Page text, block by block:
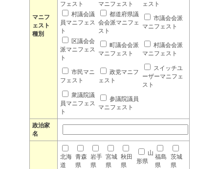
マニフ
ェスト
種別
フェスト
マニフェスト
ェスト
村議会議
員マニフェス
ト
都道府県議
会会派マニフェ
スト
市議会会派
マニフェスト
区議会会
派マニフェス
ト
町議会会派
マニフェスト
村議会会派
マニフェスト
市民マニ
フェスト
政党マニフ
ェスト
スイッチユ
ーザーマニフェ
スト
衆議院議
員マニフェス
ト
参議院議員
マニフェスト
政治家
名
北海
道
青森
県
岩手
県
宮城
県
秋田
県
山
形県
福島
県
茨城
県